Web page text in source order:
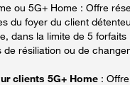
ou 5G+ Home : Offre
du foyer du client
dans la limite de 5 forfaits
résiliation ou de
clients 5G+ Home :